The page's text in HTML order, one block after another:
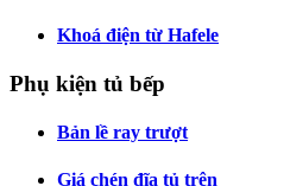
Khoá điện từ Hafele
Phụ kiện tủ bếp
Bản lề ray trượt
Giá chén đĩa tủ trên